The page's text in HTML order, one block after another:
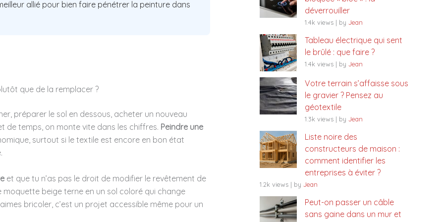
allié pour bien faire pénétrer la peinture dans
que de la remplacer ?
préparer le sol en dessous, acheter un nouveau
de temps, on monte vite dans les chiffres. Peindre une
surtout si le textile est encore en bon état
et que tu n’as pas le droit de modifier le revêtement de
beige terne en un sol coloré qui change
bricoler, c’est un projet accessible même pour un
déverrouiller
1.4k views | by Jean
Tableau électrique qui sent
le brûlé : que faire ?
1.4k views | by Jean
Votre terrain s’affaisse sous
le gravier ? Pensez au
géotextile
1.3k views | by Jean
Liste noire des
constructeurs de maison :
comment identifier les
entreprises à éviter ?
1.2k views | by Jean
Peut-on passer un câble
sans gaine dans un mur et